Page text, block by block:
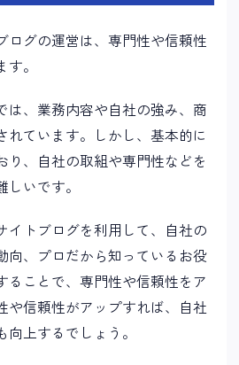
ログの運営は、専門性や信頼性
。
は、業務内容や自社の強み、商
れています。しかし、基本的に
り、自社の取組や専門性などを
いです。
イトブログを利用して、自社の
向、プロだから知っているお役
ることで、専門性や信頼性をア
や信頼性がアップすれば、自社
上するでしょう。